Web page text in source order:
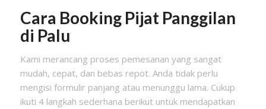
Cara Booking Pijat Panggilan
di Palu
Kami merancang proses pemesanan yang sangat
mudah, cepat, dan bebas repot. Anda tidak perlu
mengisi formulir panjang atau menunggu lama. Cukup
ikuti 4 langkah sederhana berikut untuk mendapatkan